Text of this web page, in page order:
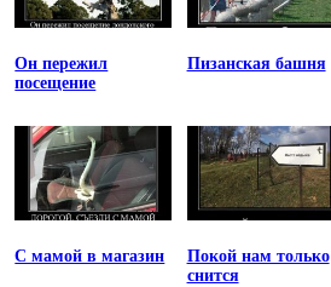
Он пережил
посещение
Пизанская башня
С мамой в магазин
Покой нам только
снится